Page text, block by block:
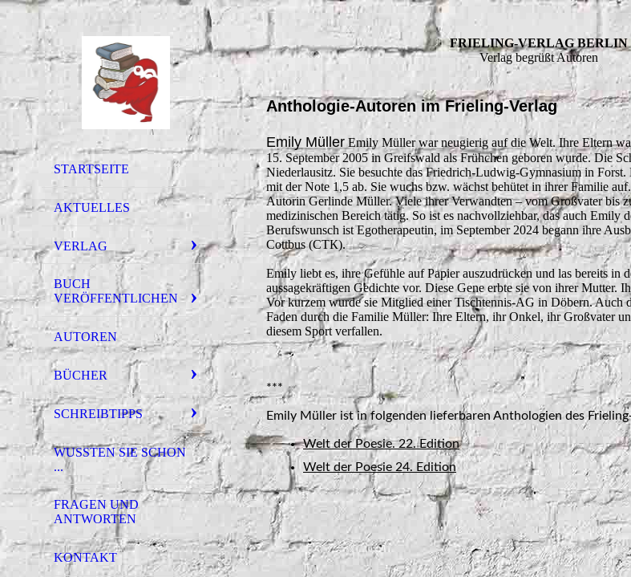
STARTSEITE
AKTUELLES
VERLAG
BUCH
VERÖFFENTLICHEN
AUTOREN
BÜCHER
SCHREIBTIPPS
WUSSTEN SIE SCHON
...
FRAGEN UND
ANTWORTEN
KONTAKT
FRIELING-VERLAG BERLIN
Verlag begrüßt Autoren
Anthologie-Autoren im Frieling-Verlag
Emily Müller Emily Müller war neugierig auf die Welt. Ihre Eltern
15. September 2005 in Greifswald als Frühchen geboren wurde. Die
Niederlausitz. Sie besuchte das Friedrich-Ludwig-Gymnasium in
mit der Note 1,5 ab. Sie wuchs bzw. wächst behütet in ihrer Familie
Autorin Gerlinde Müller. Viele ihrer Verwandten – vom Großvater bis
medizinischen Bereich tätig. So ist es nachvollziehbar, das auch Emily
Berufswunsch ist Egotherapeutin, im September 2024 begann ihre
Cottbus (СТК).
Emily liebt es, ihre Gefühle auf Papier auszudrücken und las bereits in
aussagekräftigen Gedichte vor. Diese Gene erbte sie von ihrer Mutter.
Vor kurzem wurde sie Mitglied einer Tischtennis-AG in Döbern. Auch
Faden durch die Familie Müller: Ihre Eltern, ihr Onkel, ihr Großvater
diesem Sport verfallen.
***
Emily Müller ist in folgenden lieferbaren Anthologien des
Welt der Poesie. 22. Edition
Welt der Poesie 24. Edition